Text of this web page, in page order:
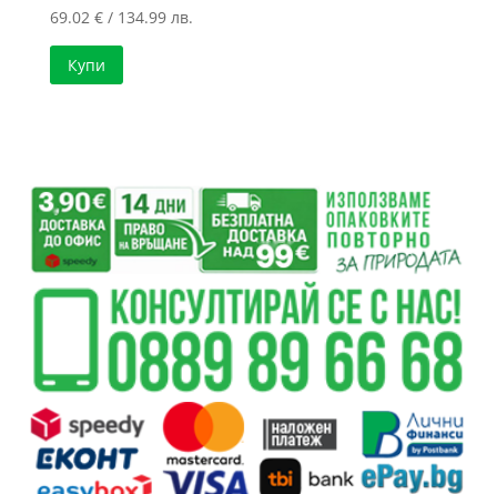
69.02 €/ 134.99 лв.
Купи